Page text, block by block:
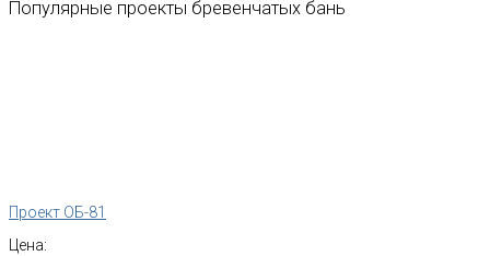
Популярные проекты бревенчатых бань
Проект ОБ-81
Цена: